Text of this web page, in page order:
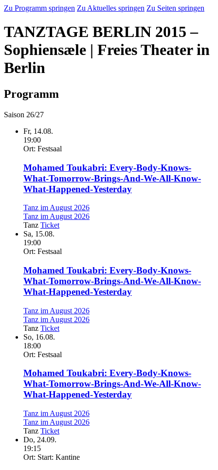
Zu Programm springen Zu Aktuelles springen Zu Seiten springen
TANZTAGE BERLIN 2015 –
Sophiensæle | Freies Theater in
Berlin
Programm
Saison 26/27
Fr, 14.08.
19:00
Ort: Festsaal
Mohamed Toukabri: Every-Body-Knows-
What-Tomorrow-Brings-And-We-All-Know-
What-Happened-Yesterday
Tanz im August 2026
Tanz im August 2026
Tanz Ticket
Sa, 15.08.
19:00
Ort: Festsaal
Mohamed Toukabri: Every-Body-Knows-
What-Tomorrow-Brings-And-We-All-Know-
What-Happened-Yesterday
Tanz im August 2026
Tanz im August 2026
Tanz Ticket
So, 16.08.
18:00
Ort: Festsaal
Mohamed Toukabri: Every-Body-Knows-
What-Tomorrow-Brings-And-We-All-Know-
What-Happened-Yesterday
Tanz im August 2026
Tanz im August 2026
Tanz Ticket
Do, 24.09.
19:15
Ort: Start: Kantine